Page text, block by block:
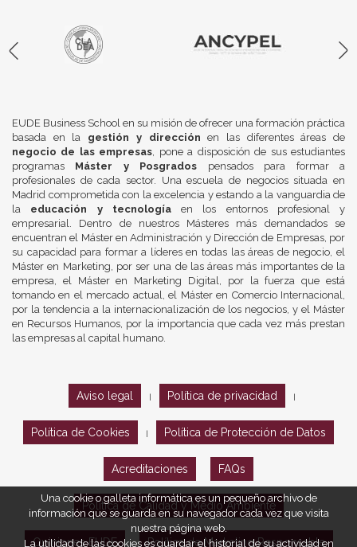
EUDE Business School en su misión de ofrecer una formación práctica
basada en la gestión y dirección en las diferentes áreas de
negocio de las empresas, pone a disposición de sus estudiantes
programas Máster y Posgrados pensados para formar a
profesionales de cada sector. Una escuela de negocios situada en
Madrid comprometida con la excelencia y estando a la vanguardia de
la educación y tecnologíaen los entornos profesional y
empresarial. Dentro de nuestros Másteres más demandados se
encuentran el Máster en Administración y Dirección de Empresas, por
su capacidad para formar a líderes en todas las áreas de negocio, el
Máster en Marketing, por ser una de las áreas más importantes de la
empresa, el Máster en Marketing Digital, por la fuerza que está
tomando en el mercado actual, el Máster en Comercio Internacional,
por la tendencia a la internacionalización de los negocios, y el Máster
en Recursos Humanos, por la importancia que cada vez más prestan
las empresas al capital humano.
Aviso legal Política de privacidad
Política de Cookies Política de Protección de Datos
Acreditaciones FAQs
Política de Calidad y Medio Ambiente
Opiniones EUDE Política de Marketing Responsable
Una cookie o galleta informática es un pequeño archivo de
información que se guarda en su navegador cada vez que visita
nuestra página web.
La utilidad de las cookies es guardar el historial de su actividad en